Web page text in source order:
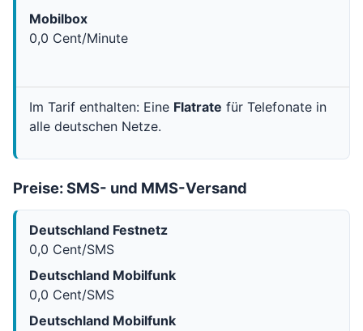
Mobilbox
0,0 Cent/Minute
Im Tarif enthalten: Eine Flatrate für Telefonate in
alle deutschen Netze.
Preise: SMS- und MMS-Versand
Deutschland Festnetz
0,0 Cent/SMS
Deutschland Mobilfunk
0,0 Cent/SMS
Deutschland Mobilfunk